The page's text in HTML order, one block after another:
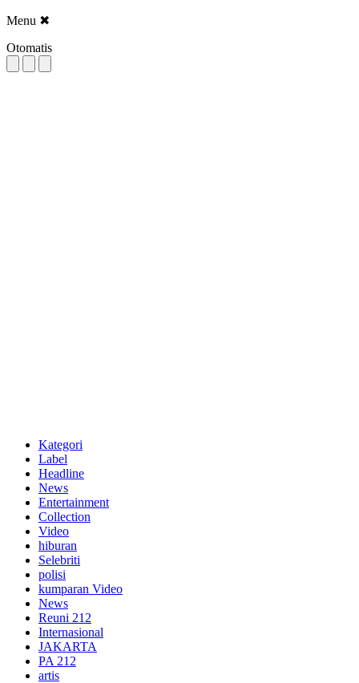
Menu ✖
Otomatis
Kategori
Label
Headline
News
Entertainment
Collection
Video
hiburan
Selebriti
polisi
kumparan Video
News
Reuni 212
Internasional
JAKARTA
PA 212
artis